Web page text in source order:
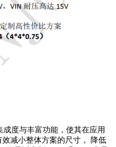
成度与丰富功能，使其在应用
减小整体方案的尺寸， 降低